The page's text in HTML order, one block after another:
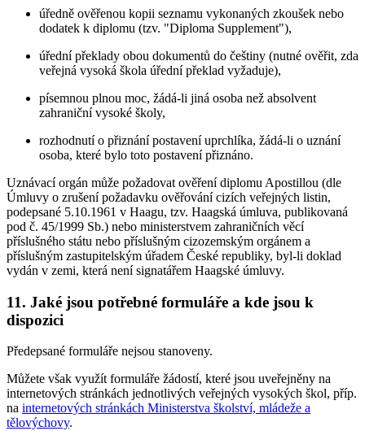
úředně ověřenou kopii seznamu vykonaných zkoušek nebo
dodatek k diplomu (tzv. "Diploma Supplement"),
úřední překlady obou dokumentů do češtiny (nutné ověřit, zda
veřejná vysoká škola úřední překlad vyžaduje),
písemnou plnou moc, žádá-li jiná osoba než absolvent
zahraniční vysoké školy,
rozhodnutí o přiznání postavení uprchlíka, žádá-li o uznání
osoba, které bylo toto postavení přiznáno.
Uznávací orgán může požadovat ověření diplomu Apostillou (dle
Úmluvy o zrušení požadavku ověřování cizích veřejných listin,
podepsané 5.10.1961 v Haagu, tzv. Haagská úmluva, publikovaná
pod č. 45/1999 Sb.) nebo ministerstvem zahraničních věcí
příslušného státu nebo příslušným cizozemským orgánem a
příslušným zastupitelským úřadem České republiky, byl-li doklad
vydán v zemi, která není signatářem Haagské úmluvy.
11. Jaké jsou potřebné formuláře a kde jsou k
dispozici
Předepsané formuláře nejsou stanoveny.
Můžete však využít formuláře žádostí, které jsou uveřejněny na
internetových stránkách jednotlivých veřejných vysokých škol, příp.
na internetových stránkách Ministerstva školství, mládeže a
tělovýchovy.